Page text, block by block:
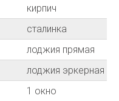
кирпич
сталинка
лоджия прямая
лоджия эркерная
1 окно